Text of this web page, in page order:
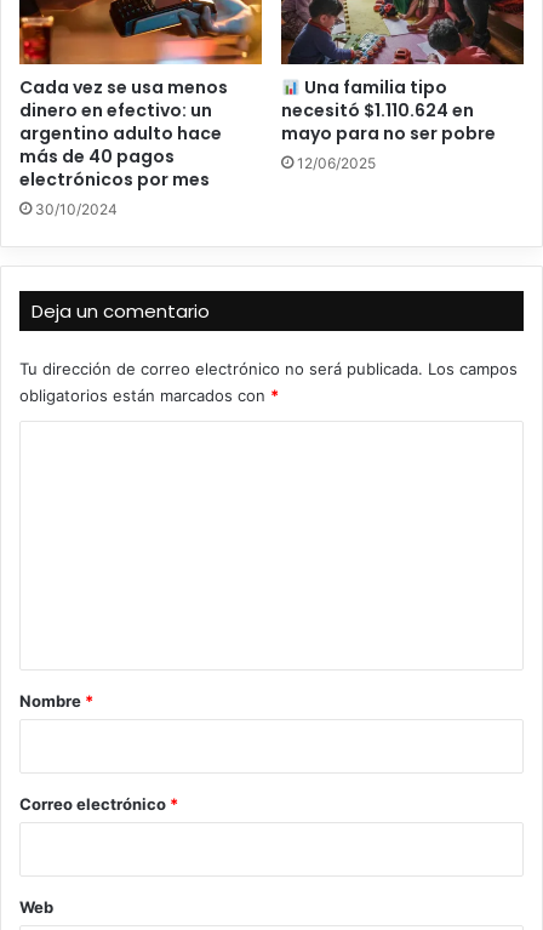
Cada vez se usa menos
dinero en efectivo: un
argentino adulto hace
más de 40 pagos
electrónicos por mes
30/10/2024
Una familia tipo
necesitó $1.110.624 en
mayo para no ser pobre
12/06/2025
Deja un comentario
Tu dirección de correo electrónico no será publicada. Los campos
obligatorios están marcados con *
r
*
Nombre *
Correo electrónico *
Web